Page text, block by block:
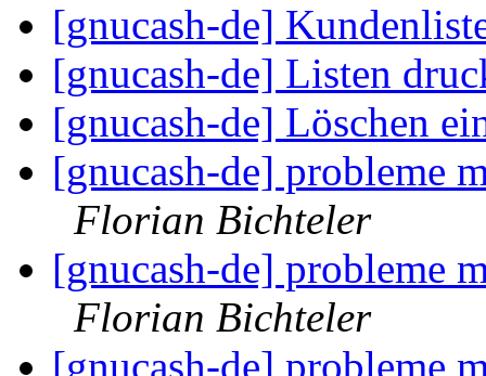
[gnucash-de]
[gnucash-de] Listen
[gnucash-de] Löschen
[gnucash-de] probleme
Florian Bichteler
[gnucash-de] probleme
Florian Bichteler
[gnucash-de] probleme